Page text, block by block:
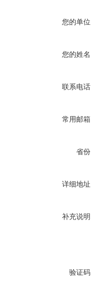
您的单位
您的姓名
联系电话
常用邮箱
省份
详细地址
补充说明
验证码